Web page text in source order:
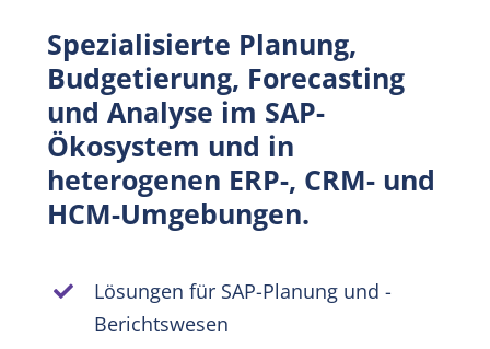
Über uns
Spezialisierte Planung,
Budgetierung, Forecasting
und Analyse im SAP-
Ökosystem und in
heterogenen ERP-, CRM- und
HCM-Umgebungen.
Lösungen für SAP-Planung und -
Berichtswesen